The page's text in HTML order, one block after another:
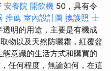
安養院 開飲機 50，具有令
推薦 室內設計圖 換護照 士
明的用途，主要是有機成
物以及天然防曬霜，紅覆盆
意識的生活方式和購買的
任何程度，無論如何，在這